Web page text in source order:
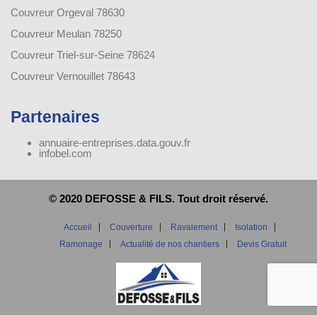
Couvreur Orgeval 78630
Couvreur Meulan 78250
Couvreur Triel-sur-Seine 78624
Couvreur Vernouillet 78643
Partenaires
annuaire-entreprises.data.gouv.fr
infobel.com
© 2020 DEFOSSE & FILS. Tout droit réservé.
Accueil Couverture Ravalement
Isolation
Ramonage
Actualité de nos chantiers Devis Gratuit